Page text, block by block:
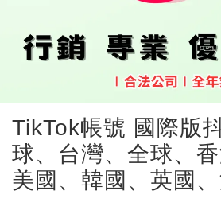
TikTok帳號 國際版
球、台灣、全球、香
美國、韓國、英國